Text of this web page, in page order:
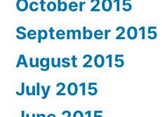
October 2015
September 2015
August 2015
July 2015